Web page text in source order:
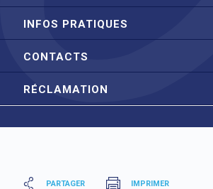
INFOS PRATIQUES
CONTACTS
RÉCLAMATION
PARTAGER IMPRIMER